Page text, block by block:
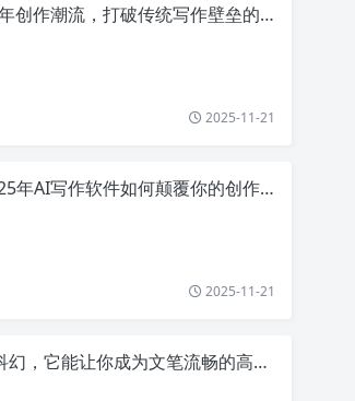
潮流，打破传统写作壁垒的秘密大揭秘
2025-11-21
AI写作软件如何颠覆你的创作方式？
2025-11-21
它能让你成为文笔流畅的高手吗？